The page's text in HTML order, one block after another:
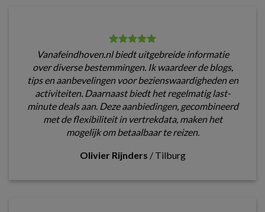
Vanafeindhoven.nl biedt uitgebreide informatie
over diverse bestemmingen. Ik waardeer de blogs,
tips en aanbevelingen voor bezienswaardigheden en
activiteiten. Daarnaast biedt het regelmatig last-
minute deals aan. Deze aanbiedingen, gecombineerd
met de flexibiliteit in vertrekdata, maken het
mogelijk om betaalbaar te reizen.
Olivier Rijnders / Tilburg